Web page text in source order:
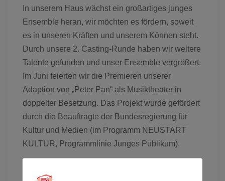
In unserem Haus wächst ein großartiges junges
Ensemble heran, wir möchten es fördern, soweit
es in unseren Kräften und unserem Können steht.
Durch unsere 2. Casting-Runde haben wir weitere
Talente gefunden und unser Ensemble vergrößert.
Im Juni feierten wir die Premieren unserer
Adaption von „Peter Pan“ als Musiktheater in
doppelter Besetzung. Das Projekt wurde gefördert
durch die Beauftragte der Bundesregierung für
Kultur und Medien (im Programm NEUSTART
KULTUR, Programmlinie Junges Publikum).
Preiskategorie 2